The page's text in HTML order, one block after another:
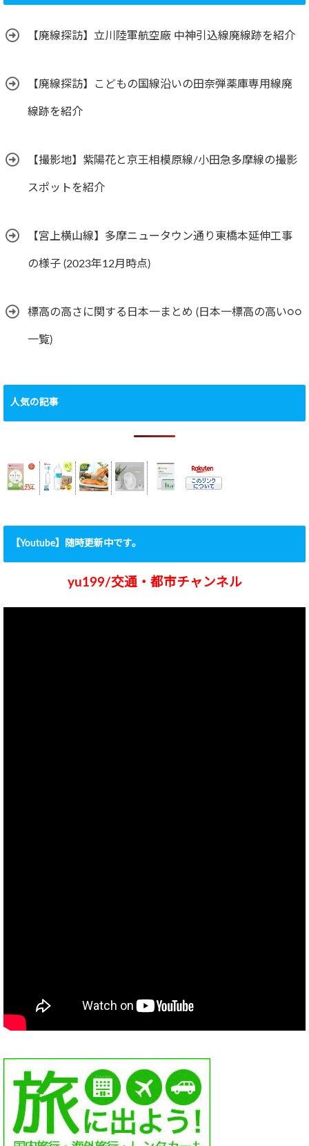
【廃線探訪】立川陸軍航空廠 中神引込線廃線跡を紹介
【廃線探訪】こどもの国線沿いの田奈弾薬庫専用線廃
線跡を紹介
【撮影地】紫陽花と京王相模原線/小田急多摩線の撮影
スポットを紹介
【宮上横山線】多摩ニュータウン通り東橋本延伸工事
の様子 (2023年12月時点)
標高の高さに関する日本一まとめ (日本一標高の高い○○
一覧)
人気の記事
【Youtube】随時更新中です。
yu199/交通・都市チャンネル